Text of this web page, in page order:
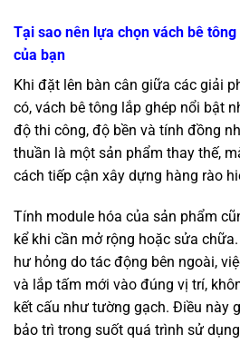
Tại sao nên lựa chọn vách bê
của bạn
Khi đặt lên bàn cân giữa các giải
có, vách bê tông lắp ghép nổi bật
độ thi công, độ bền và tính đồng
thuần là một sản phẩm thay thế,
cách tiếp cận xây dựng hàng rào
Tính module hóa của sản phẩm
kể khi cần mở rộng hoặc sửa
hư hỏng do tác động bên ngoài,
và lắp tấm mới vào đúng vị trí,
kết cấu như tường gạch. Điều này
bảo trì trong suốt quá trình sử